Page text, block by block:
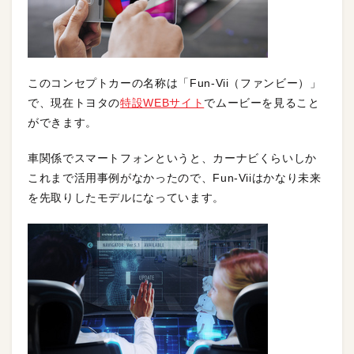
このコンセプトカーの名称は「Fun-Vii（ファンビー）」
で、現在トヨタの特設WEBサイト でムービーを見ること
ができます。
車関係でスマートフォンというと、カーナビくらいしか
これまで活用事例がなかったので、Fun-Viiはかなり未来
を先取りしたモデルになっています。